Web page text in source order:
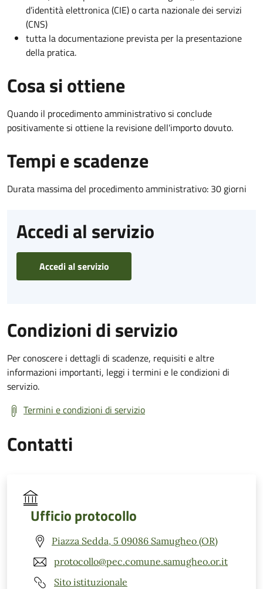
d’identità elettronica (CIE) o carta nazionale dei servizi
(CNS)
tutta la documentazione prevista per la presentazione
della pratica.
Cosa si ottiene
Quando il procedimento amministrativo si conclude
positivamente si ottiene la revisione dell'importo dovuto.
Tempi e scadenze
Durata massima del procedimento amministrativo: 30 giorni
Accedi al servizio
Accedi al servizio
Condizioni di servizio
Per conoscere i dettagli di scadenze, requisiti e altre
informazioni importanti, leggi i termini e le condizioni di
servizio.
Termini e condizioni di servizio
Contatti
Ufficio protocollo
Piazza Sedda, 5 09086 Samugheo (OR)
protocollo@pec.comune.samugheo.or.it
Sito istituzionale